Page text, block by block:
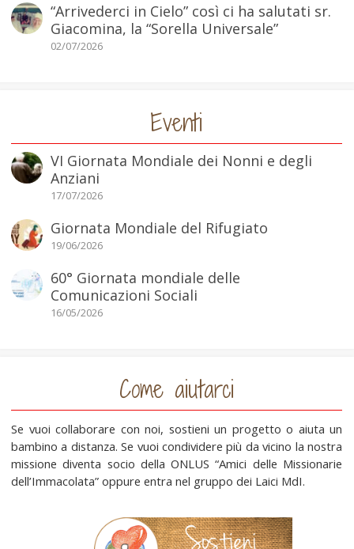
“Arrivederci in Cielo” così ci ha salutati sr.
Giacomina, la “Sorella Universale”
02/07/2026
Eventi
VI Giornata Mondiale dei Nonni e degli
Anziani
17/07/2026
Giornata Mondiale del Rifugiato
19/06/2026
60° Giornata mondiale delle
Comunicazioni Sociali
16/05/2026
Come aiutarci
Se vuoi collaborare con noi, sostieni un progetto o aiuta un
bambino a distanza. Se vuoi condividere più da vicino la nostra
missione diventa socio della ONLUS “Amici delle Missionarie
dell’Immacolata” oppure entra nel gruppo dei Laici MdI.